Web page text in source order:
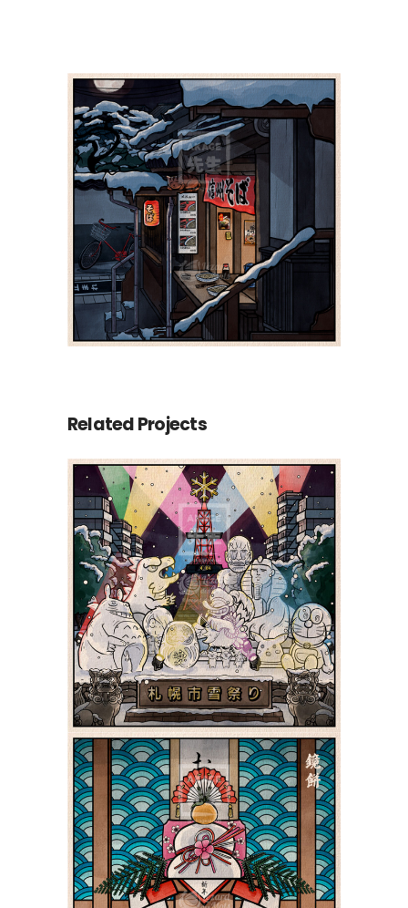
Related Projects
Le Yuki Matsuri de
Sapporo 札幌市雪祭り |
Shiki 四季
Paysages
Le Kagamimochi 鏡餅 |
Shiki 四季
Paysages